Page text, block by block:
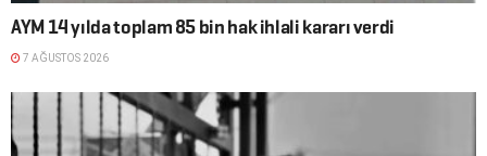
AYM 14 yılda toplam 85 bin hak ihlali kararı verdi
7 AĞUSTOS 2026